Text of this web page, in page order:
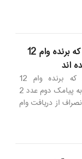
قابل توجه افرادی که برنده وام 12
اند
قابل توجه افرادی که برنده وام 12
میلیون تومانی شده اند لطفا در پاسخ به پیامک دوم عدد 2
عدد 2 به منزله انصراف از دریافت وام